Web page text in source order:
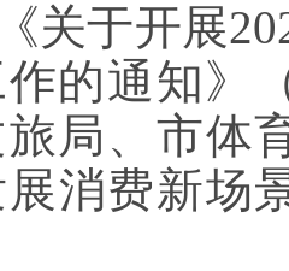
关于开展
的通知》
局、市体
消费新场